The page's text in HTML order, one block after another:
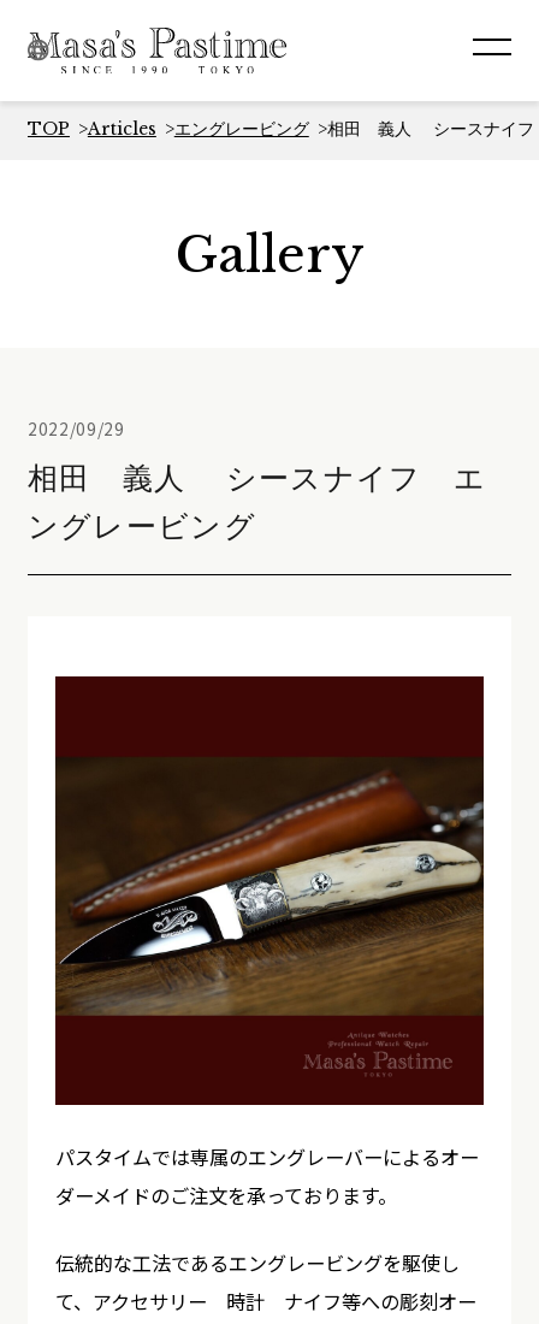
TOP Articles エングレービング 相田 義人 シースナイフ
Gallery
2022/09/29
相田 義人 シースナイフ エ
ングレービング
パスタイムでは専属のエングレーバーによるオー
ダーメイドのご注文を承っております。
伝統的な工法であるエングレービングを駆使し
て、アクセサリー 時計 ナイフ等への彫刻オー